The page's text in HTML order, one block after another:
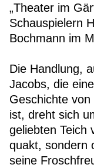
„Theater im
Schauspielern
Bochmann im
Die Handlung,
Jacobs, die
Geschichte
ist, dreht sich
geliebten Teich
quakt, sondern
seine